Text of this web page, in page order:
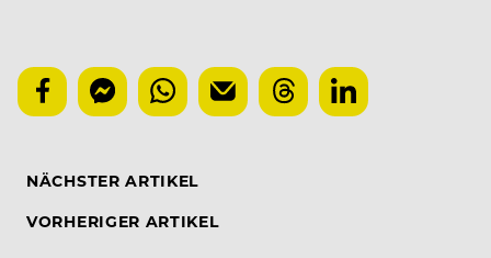
NÄCHSTER ARTIKEL
VORHERIGER ARTIKEL